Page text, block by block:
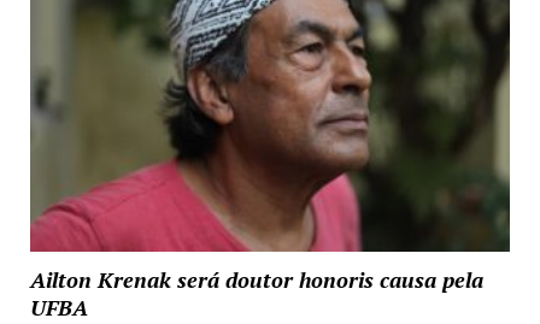
Ailton Krenak será doutor honoris causa pela
UFBA